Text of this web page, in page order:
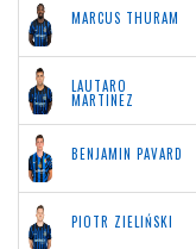
MARCUS THURAM
LAUTARO
MARTINEZ
BENJAMIN PAVARD
PIOTR ZIELIŃSKI